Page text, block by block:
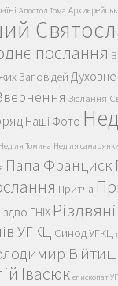
Апостол Тома
послання
Заповідей
Зіслання
Наші Фото
Неділя Томина Неділя самарянки
Папа Франциск
Притча
ГНІХ
УГКЦ Синод УГКЦ
Івасюк єпископат